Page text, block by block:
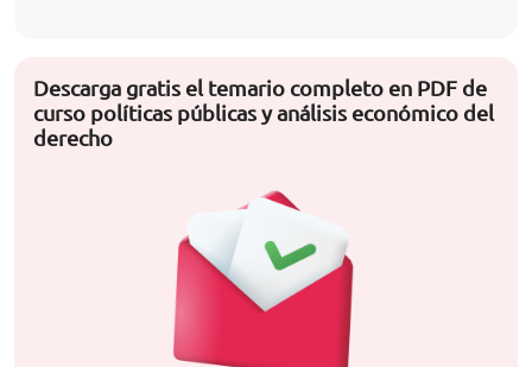
Descarga gratis el temario completo en PDF de
curso políticas públicas y análisis económico del
derecho